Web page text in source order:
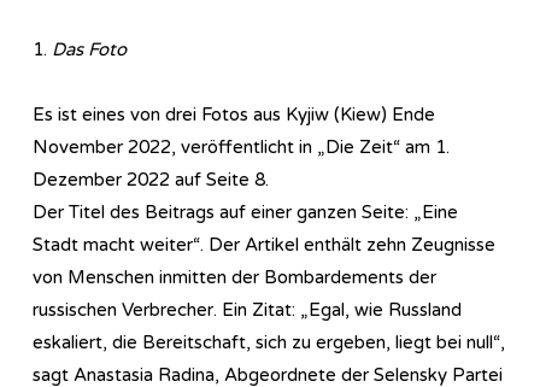
1. Das Foto
Es ist eines von drei Fotos aus Kyjiw (Kiew) Ende
November 2022, veröffentlicht in „Die Zeit“ am 1.
Dezember 2022 auf Seite 8.
Der Titel des Beitrags auf einer ganzen Seite: „Eine
Stadt macht weiter“. Der Artikel enthält zehn Zeugnisse
von Menschen inmitten der Bombardements der
russischen Verbrecher. Ein Zitat: „Egal, wie Russland
eskaliert, die Bereitschaft, sich zu ergeben, liegt bei null“,
sagt Anastasia Radina, Abgeordnete der Selensky Partei